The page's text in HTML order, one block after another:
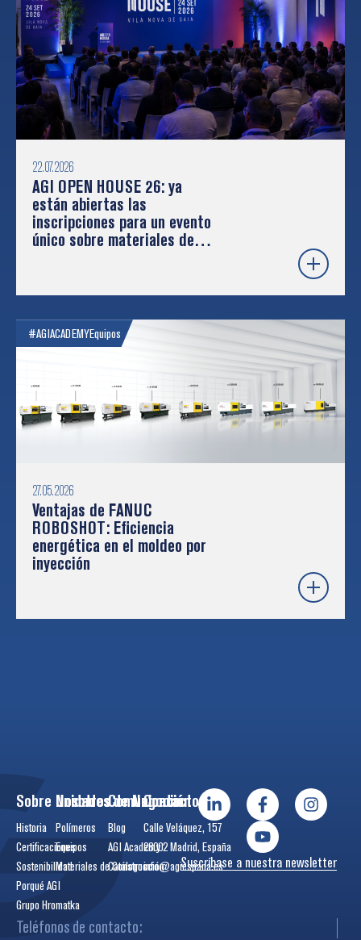
22.07.2026
AGI OPEN HOUSE 26: ya
están abiertas las
inscripciones para un evento
único sobre materiales de
#AGIACADEMYEquipos
27.05.2026
Ventajas de FANUC
ROBOSHOT: Eficiencia
energética en el moldeo por
inyección
Sobre Nosotros
Historia
Certificaciones
Sostenibilidad
Porqué AGI
Grupo Hromatka
Unidades de Negocio
Polímeros
Equipos
Materiales de Construcción
Comunicación
Blog
AGI Academy
Catálogos
Contactos
Calle Veláquez, 157
28002 Madrid, España
info@agiespana.es
Suscríbase a nuestra newsletter
Teléfonos de contacto: